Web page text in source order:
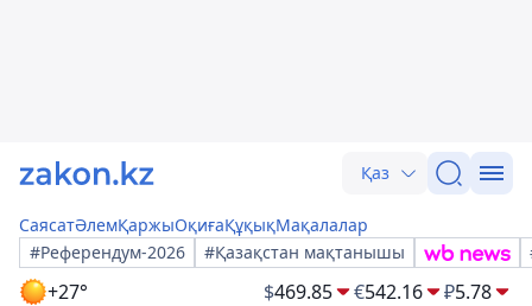
Қаз
СаясатӘлемҚаржыОқиғаҚұқықМақалалар
#Референдум-2026
#Қазақстан мақтанышы
+27° $469.85 €542.16 ₽5.78